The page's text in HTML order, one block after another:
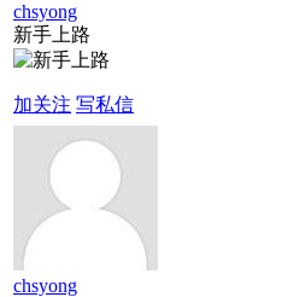
chsyong
新手上路
加关注 写私信
chsyong